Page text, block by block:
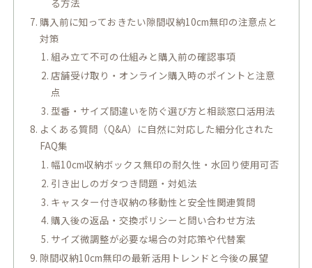
る方法
購入前に知っておきたい隙間収納10cm無印の注意点と
対策
組み立て不可の仕組みと購入前の確認事項
店舗受け取り・オンライン購入時のポイントと注意
点
型番・サイズ間違いを防ぐ選び方と相談窓口活用法
よくある質問（Q&A）に自然に対応した細分化された
FAQ集
幅10cm収納ボックス無印の耐久性・水回り使用可否
引き出しのガタつき問題・対処法
キャスター付き収納の移動性と安全性関連質問
購入後の返品・交換ポリシーと問い合わせ方法
サイズ微調整が必要な場合の対応策や代替案
隙間収納10cm無印の最新活用トレンドと今後の展望